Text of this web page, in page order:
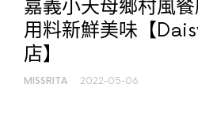
嘉義小天母鄉村風
用料新鮮美味【
店】
MISSRITA 2022-05-06